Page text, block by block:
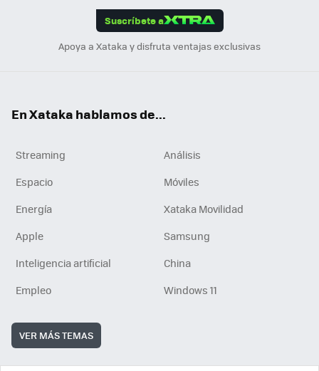
Suscríbete a
Apoya a Xataka y disfruta ventajas exclusivas
En Xataka hablamos de...
Streaming
Análisis
Espacio
Móviles
Energía
Xataka Movilidad
Apple
Samsung
Inteligencia artificial
China
Empleo
Windows 11
VER MÁS TEMAS